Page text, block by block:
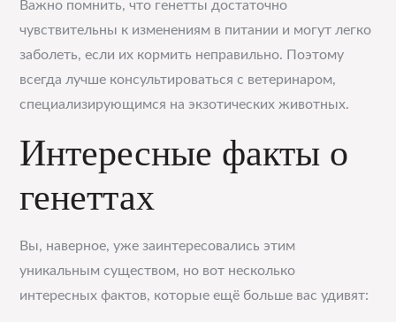
Важно помнить, что генетты достаточно
чувствительны к изменениям в питании и могут легко
заболеть, если их кормить неправильно. Поэтому
всегда лучше консультироваться с ветеринаром,
специализирующимся на экзотических животных.
Интересные факты о
генеттах
Вы, наверное, уже заинтересовались этим
уникальным существом, но вот несколько
интересных фактов, которые ещё больше вас удивят: